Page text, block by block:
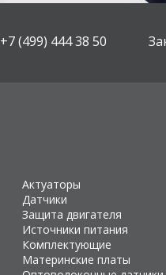
+7 (499) 444 38 50
Актуаторы
Датчики
Защита двигателя
Источники питания
Комплектующие
Материнские платы